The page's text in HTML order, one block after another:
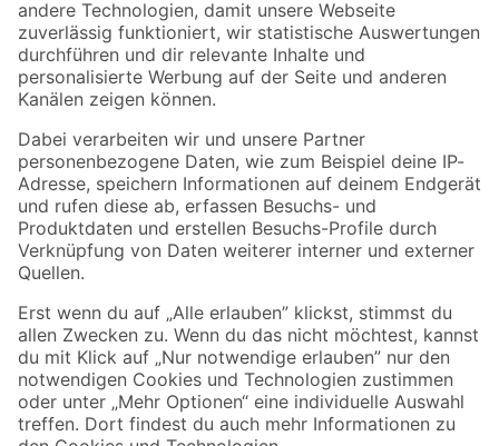
Zur Newsletter Anmeldung
Folge uns
Zahlungsarten Versandarten
Sicher einkaufen
Jetzt die toom-App herunterladen